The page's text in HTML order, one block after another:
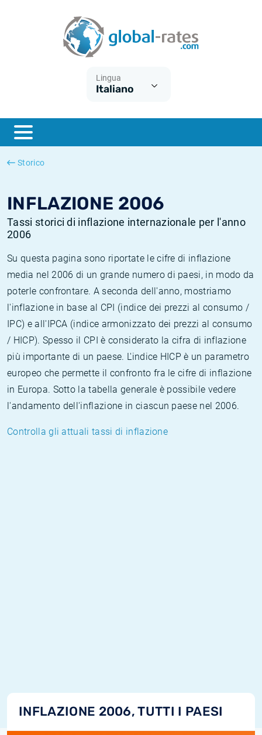
Lingua
Italiano
Storico
INFLAZIONE 2006
Tassi storici di inflazione internazionale per l'anno
2006
Su questa pagina sono riportate le cifre di inflazione
media nel 2006 di un grande numero di paesi, in modo da
poterle confrontare. A seconda dell'anno, mostriamo
l'inflazione in base al CPI (indice dei prezzi al consumo /
IPC) e all'IPCA (indice armonizzato dei prezzi al consumo
/ HICP). Spesso il CPI è considerato la cifra di inflazione
più importante di un paese. L'indice HICP è un parametro
europeo che permette il confronto fra le cifre di inflazione
in Europa. Sotto la tabella generale è possibile vedere
l'andamento dell'inflazione in ciascun paese nel 2006.
Controlla gli attuali tassi di inflazione
INFLAZIONE 2006, TUTTI I PAESI
ESTER
SONIA
Cos'è l'inflazione CPI?
Cos'è l'inflazione HICP?
Inflazione Italia
Inflazione Stati Uniti
Tassi storici Euribor
Tassi storici di SONIA
Tassi storici di TONAR
Calcolatore dell’inflazione